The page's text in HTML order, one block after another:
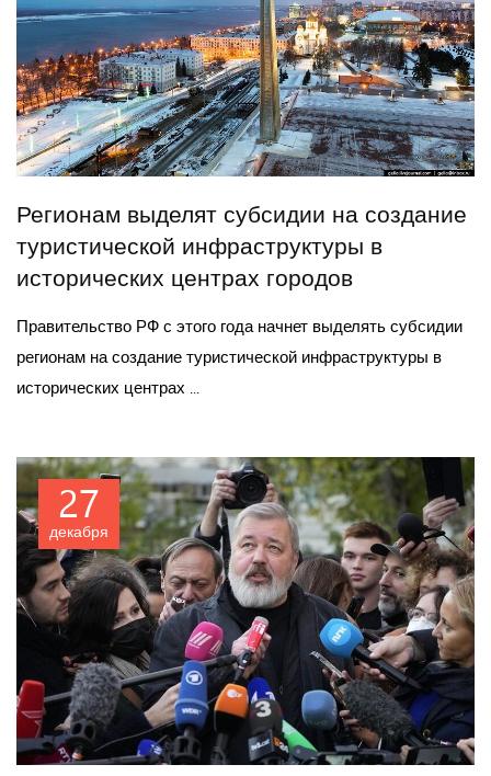
Регионам выделят субсидии на создание
туристической инфраструктуры в
исторических центрах городов
Правительство РФ с этого года начнет выделять субсидии
регионам на создание туристической инфраструктуры в
исторических центрах ...
27
декабря